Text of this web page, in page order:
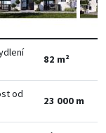
82 m²
od
23 000 m